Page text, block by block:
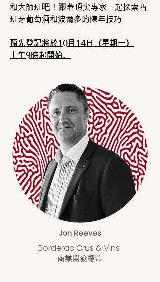
Jon Reeves
Borderac Crus & Vins
商業開發總監
和大師班吧！跟著頂尖專家一起探索西
班牙葡萄酒和波爾多的陳年技巧
預先登記將於10月14日（星期一）
上午9時起開始。